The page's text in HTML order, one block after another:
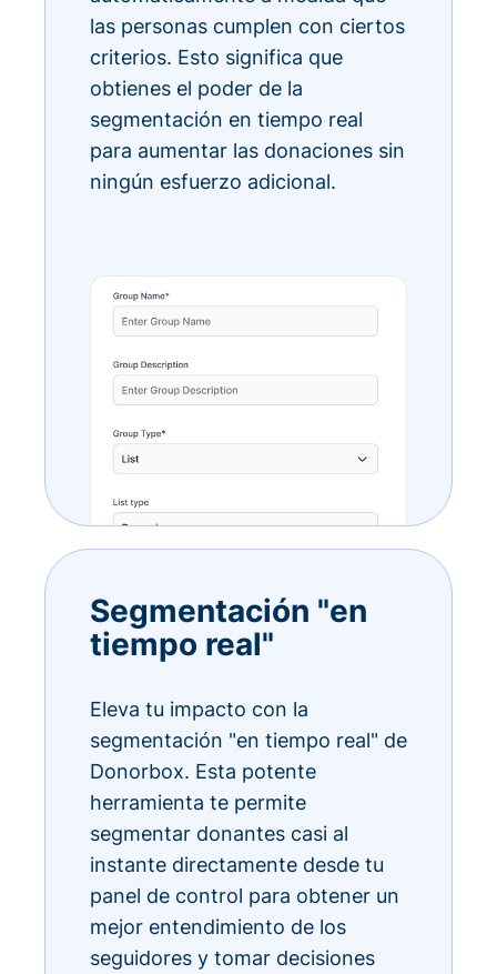
las personas cumplen con ciertos
criterios. Esto significa que
obtienes el poder de la
segmentación en tiempo real
para aumentar las donaciones sin
ningún esfuerzo adicional.
Segmentación "en
tiempo real"
Eleva tu impacto con la
segmentación "en tiempo real" de
Donorbox. Esta potente
herramienta te permite
segmentar donantes casi al
instante directamente desde tu
panel de control para obtener un
mejor entendimiento de los
seguidores y tomar decisiones